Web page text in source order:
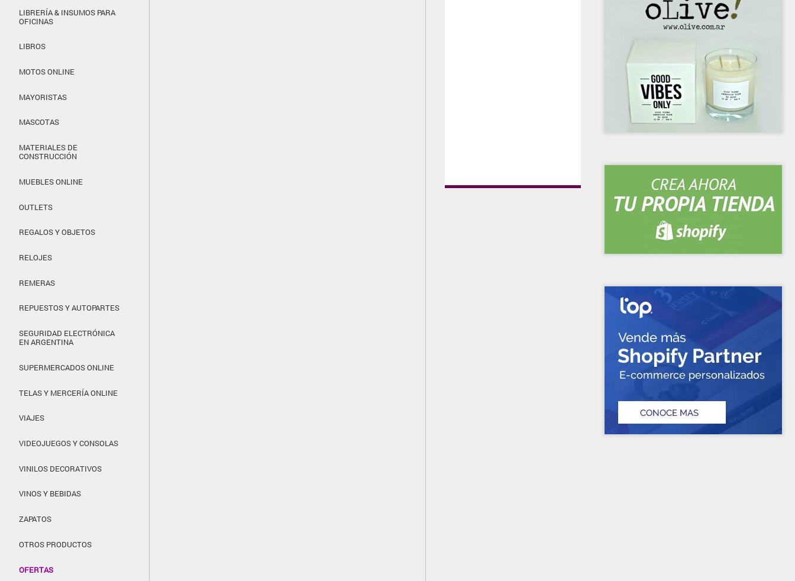
LIBRERÍA & INSUMOS PARA
OFICINAS
LIBROS
MOTOS ONLINE
MAYORISTAS
MASCOTAS
MATERIALES DE
CONSTRUCCIÓN
MUEBLES ONLINE
OUTLETS
REGALOS Y OBJETOS
RELOJES
REMERAS
REPUESTOS Y AUTOPARTES
SEGURIDAD ELECTRÓNICA
EN ARGENTINA
SUPERMERCADOS ONLINE
TELAS Y MERCERÍA ONLINE
VIAJES
VIDEOJUEGOS Y CONSOLAS
VINILOS DECORATIVOS
VINOS Y BEBIDAS
ZAPATOS
OTROS PRODUCTOS
OFERTAS